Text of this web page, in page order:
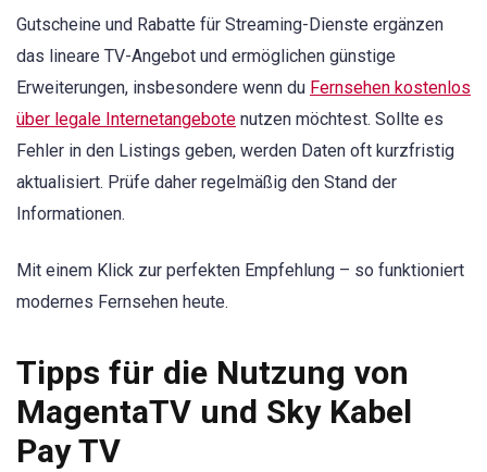
Gutscheine und Rabatte für Streaming-Dienste ergänzen
das lineare TV-Angebot und ermöglichen günstige
Erweiterungen, insbesondere wenn du Fernsehen kostenlos
über legale Internetangebote nutzen möchtest. Sollte es
Fehler in den Listings geben, werden Daten oft kurzfristig
aktualisiert. Prüfe daher regelmäßig den Stand der
Informationen.
Mit einem Klick zur perfekten Empfehlung – so funktioniert
modernes Fernsehen heute.
Tipps für die Nutzung von
MagentaTV und Sky Kabel
Pay TV